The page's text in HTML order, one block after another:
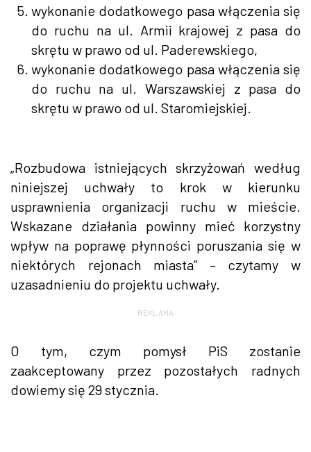
wykonanie dodatkowego pasa włączenia się
do ruchu na ul. Armii krajowej z pasa do
skrętu w prawo od ul. Paderewskiego,
wykonanie dodatkowego pasa włączenia się
do ruchu na ul. Warszawskiej z pasa do
skrętu w prawo od ul. Staromiejskiej.
„Rozbudowa istniejących skrzyżowań według
niniejszej uchwały to krok w kierunku
usprawnienia organizacji ruchu w mieście.
Wskazane działania powinny mieć korzystny
wpływ na poprawę płynności poruszania się w
niektórych rejonach miasta” – czytamy w
uzasadnieniu do projektu uchwały.
REKLAMA
O tym, czym pomysł PiS zostanie
zaakceptowany przez pozostałych radnych
dowiemy się 29 stycznia.